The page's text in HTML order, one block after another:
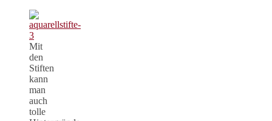
Mit
den
Stiften
kann
man
auch
tolle